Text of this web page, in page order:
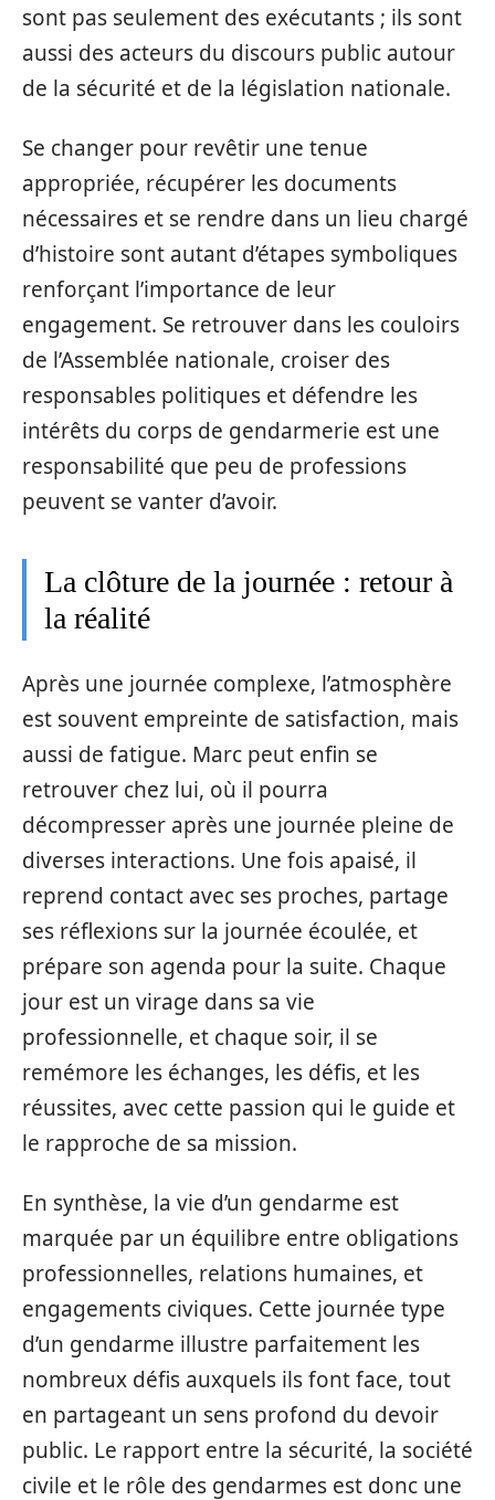
sont pas seulement des exécutants ; ils sont
aussi des acteurs du discours public autour
de la sécurité et de la législation nationale.
Se changer pour revêtir une tenue
appropriée, récupérer les documents
nécessaires et se rendre dans un lieu chargé
d’histoire sont autant d’étapes symboliques
renforçant l’importance de leur
engagement. Se retrouver dans les couloirs
de l’Assemblée nationale, croiser des
responsables politiques et défendre les
intérêts du corps de gendarmerie est une
responsabilité que peu de professions
peuvent se vanter d’avoir.
La clôture de la journée : retour à
la réalité
Après une journée complexe, l’atmosphère
est souvent empreinte de satisfaction, mais
aussi de fatigue. Marc peut enfin se
retrouver chez lui, où il pourra
décompresser après une journée pleine de
diverses interactions. Une fois apaisé, il
reprend contact avec ses proches, partage
ses réflexions sur la journée écoulée, et
prépare son agenda pour la suite. Chaque
jour est un virage dans sa vie
professionnelle, et chaque soir, il se
remémore les échanges, les défis, et les
réussites, avec cette passion qui le guide et
le rapproche de sa mission.
En synthèse, la vie d’un gendarme est
marquée par un équilibre entre obligations
professionnelles, relations humaines, et
engagements civiques. Cette journée type
d’un gendarme illustre parfaitement les
nombreux défis auxquels ils font face, tout
en partageant un sens profond du devoir
public. Le rapport entre la sécurité, la société
civile et le rôle des gendarmes est donc une